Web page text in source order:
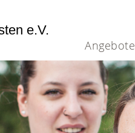
Angebote
e.V.